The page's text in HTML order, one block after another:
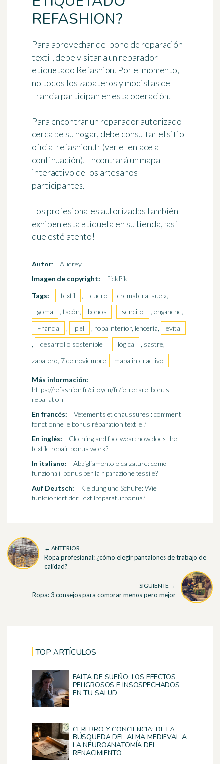
REFASHION?
Para aprovechar del bono de reparación
textil, debe visitar a un reparador
etiquetado Refashion. Por el momento,
no todos los zapateros y modistas de
Francia participan en esta operación.
Para encontrar un reparador autorizado
cerca de su hogar, debe consultar el sitio
oficial refashion.fr (ver el enlace a
continuación). Encontrará un mapa
interactivo de los artesanos
participantes.
Los profesionales autorizados también
exhiben esta etiqueta en su tienda, ¡así
que esté atento!
Autor:
Audrey
Imagen de copyright:
PickPik
Tags:
textil , cuero
, cremallera, suela,
goma
, tacón, bonos , sencillo
, enganche,
Francia
, piel , ropa interior, lencería,
evita
,
desarrollo sostenible , lógica
, sastre,
zapatero, 7 de noviembre,
mapa interactivo ,
Más información:
https://refashion.fr/citoyen/fr/je-repare-bonus-
reparation
En francés:
Vêtements et chaussures : comment
fonctionne le bonus réparation textile ?
En inglés:
Clothing and footwear: how does the
textile repair bonus work?
In italiano:
Abbigliamento e calzature: come
funziona il bonus per la riparazione tessile?
Auf Deutsch:
Kleidung und Schuhe: Wie
funktioniert der Textilreparaturbonus?
← ANTERIOR
Ropa profesional: ¿cómo elegir pantalones de trabajo de
calidad?
SIGUIENTE →
Ropa: 3 consejos para comprar menos pero mejor
TOP ARTÍCULOS
FALTA DE SUEÑO: LOS EFECTOS
PELIGROSOS E INSOSPECHADOS
EN TU SALUD
CEREBRO Y CONCIENCIA: DE LA
BÚSQUEDA DEL ALMA MEDIEVAL A
LA NEUROANATOMÍA DEL
RENACIMIENTO